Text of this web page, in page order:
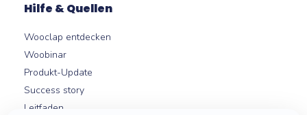
Hilfe & Quellen
Wooclap entdecken
Woobinar
Produkt-Update
Success story
Leitfaden